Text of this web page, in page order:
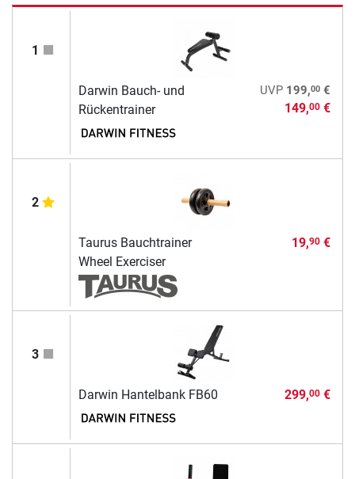
1
Darwin Bauch- und
Rückentrainer
UVP 199,00€
149,00€
2
Taurus Bauchtrainer
Wheel Exerciser
19,90€
3
Darwin Hantelbank FB60 299,00€